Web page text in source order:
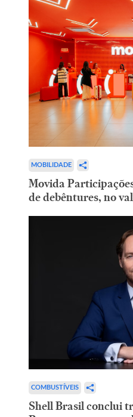
MOBILIDADE
Movida
de debêntures, no
COMBUSTÍVEIS
Shell Brasil conclui